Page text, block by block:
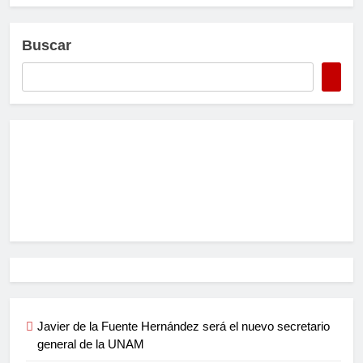
Buscar
Javier de la Fuente Hernández será el nuevo secretario
general de la UNAM